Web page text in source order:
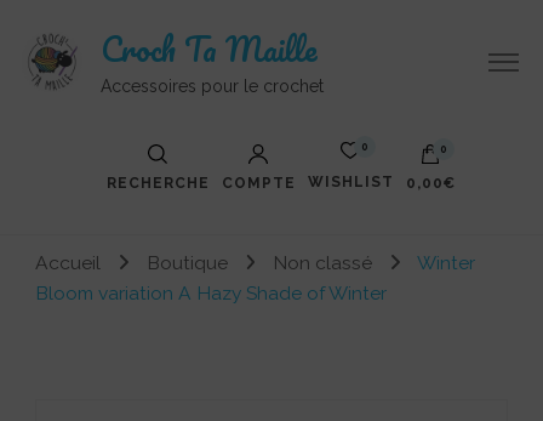
Croch Ta Maille
Accessoires pour le crochet
RECHERCHE COMPTE
0
WISHLIST
0
0,00€
Accueil Boutique Non classé
Winter
Bloom variation A Hazy Shade of Winter